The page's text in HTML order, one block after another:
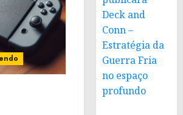
Deck and
Conn –
Estratégia da
Guerra Fria
no espaço
profundo